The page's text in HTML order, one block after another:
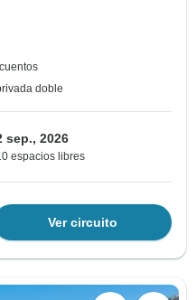
doble
sep., 2026
espacios libres
Ver circuito